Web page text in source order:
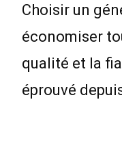
Choisir un
économiser
qualité et la
éprouvé